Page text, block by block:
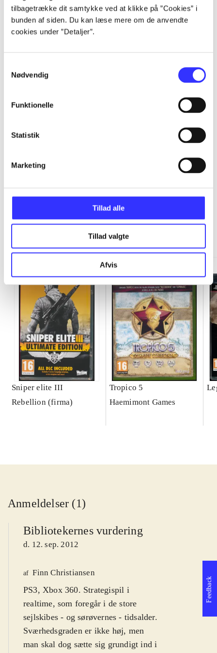
tilbagetrække dit samtykke ved at klikke på ”Cookies” i
bunden af siden. Du kan læse mere om de anvendte
cookies under ”Detaljer”.
Nødvendig
Funktionelle
Statistik
Marketing
Tillad alle
Tillad valgte
Afvis
Alle registrerede artikler fordelt på udgivelser
...
Sniper elite III
Rebellion (firma)
Tropico 5
Haemimont Games
Anmeldelser (1)
Bibliotekernes vurdering
d. 12. sep. 2012
af Finn Christiansen
PS3, Xbox 360. Strategispil i
realtime, som foregår i de store
sejlskibes - og sørøvernes - tidsalder.
Sværhedsgraden er ikke høj, men
man skal dog sætte sig grundigt ind i
Feedback